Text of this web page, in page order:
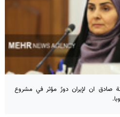
صادق ان لإيران دورٌ مؤثر في مشروع